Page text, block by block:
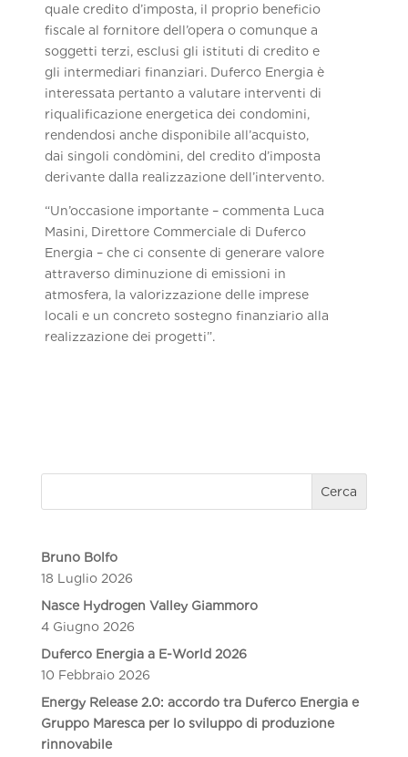
quale credito d’imposta, il proprio beneficio
fiscale al fornitore dell’opera o comunque a
soggetti terzi, esclusi gli istituti di credito e
gli intermediari finanziari. Duferco Energia è
interessata pertanto a valutare interventi di
riqualificazione energetica dei condomini,
rendendosi anche disponibile all’acquisto,
dai singoli condòmini, del credito d’imposta
derivante dalla realizzazione dell’intervento.
“Un’occasione importante – commenta Luca
Masini, Direttore Commerciale di Duferco
Energia – che ci consente di generare valore
attraverso diminuzione di emissioni in
atmosfera, la valorizzazione delle imprese
locali e un concreto sostegno finanziario alla
realizzazione dei progetti”.
Cerca
Bruno Bolfo
18 Luglio 2026
Nasce Hydrogen Valley Giammoro
4 Giugno 2026
Duferco Energia a E-World 2026
10 Febbraio 2026
Energy Release 2.0: accordo tra Duferco Energia e
Gruppo Maresca per lo sviluppo di produzione
rinnovabile